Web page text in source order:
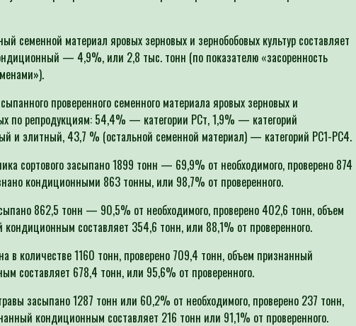
семенной материал яровых зерновых и зернобобовых культур составляет
— 4,9%, или 2,8 тыс. тонн (по показателю «засоренность
проверенного семенного материала яровых зерновых и
по репродукциям: 54,4% — категории РСт, 1,9% — категорий
и элитный, 43,7 % (остальной семенной материал) — категорий РС1-РС4.
сортового засыпано 1899 тонн — 69,9% от необходимого, проверено 874
кондиционными 863 тонны, или 98,7% от проверенного.
862,5 тонн — 90,5% от необходимого, проверено 402,6 тонн, объем
кондиционным составляет 354,6 тонн, или 88,1% от проверенного.
в количестве 1160 тонн, проверено 709,4 тонн, объем признанный
составляет 678,4 тонн, или 95,6% от проверенного.
засыпано 1287 тонн или 60,2% от необходимого, проверено 237 тонн,
кондиционным составляет 216 тонн или 91,1% от проверенного.